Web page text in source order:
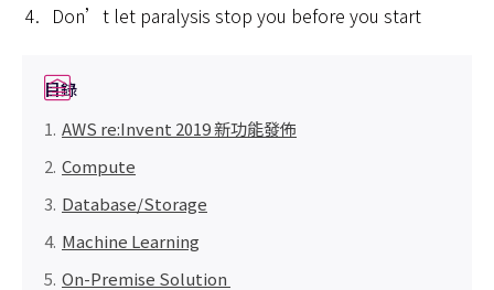
Don’t let paralysis stop you before you start
目錄
AWS re:Invent 2019 新功能發佈
Compute
Database/Storage
Machine Learning
On-Premise Solution